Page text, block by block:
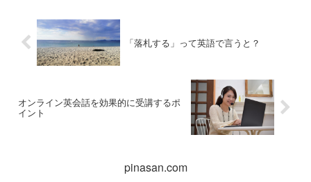
「落札する」って英語で言うと？
オンライン英会話を効果的に受講するポ
イント
pinasan.com